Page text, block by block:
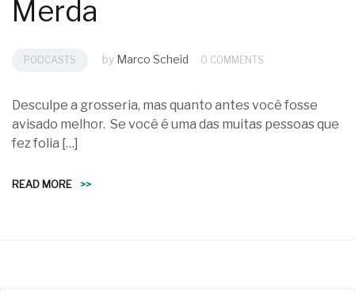
Merda
PODCASTS by Marco Scheid 0 COMMENTS
Desculpe a grosseria, mas quanto antes você fosse
avisado melhor. Se você é uma das muitas pessoas que
fez folia […]
READ MORE >>